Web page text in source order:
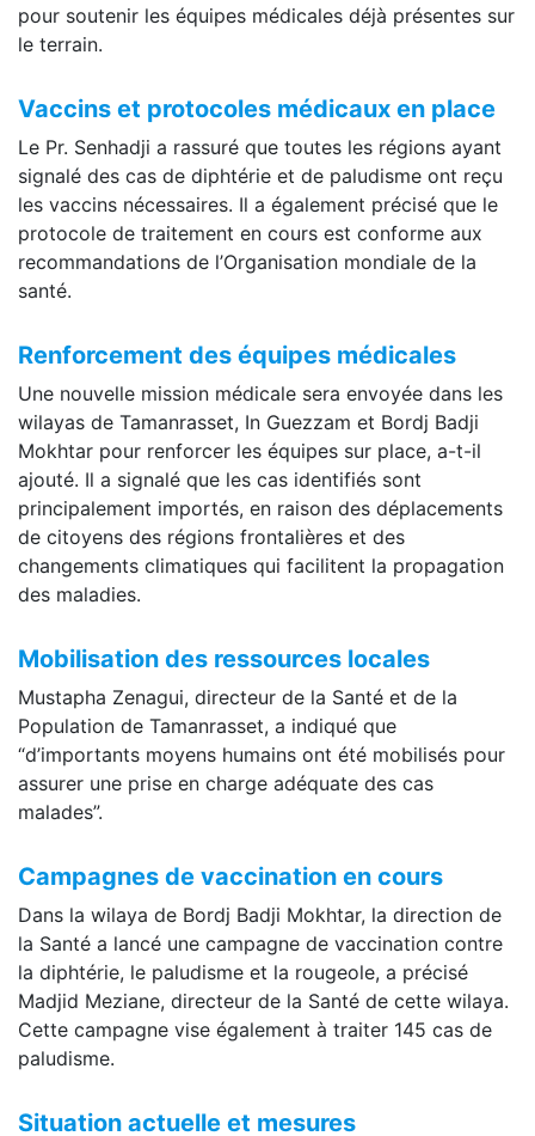
pour soutenir les équipes médicales déjà présentes sur
le terrain.
Vaccins et protocoles médicaux en place
Le Pr. Senhadji a rassuré que toutes les régions ayant
signalé des cas de diphtérie et de paludisme ont reçu
les vaccins nécessaires. Il a également précisé que le
protocole de traitement en cours est conforme aux
recommandations de l’Organisation mondiale de la
santé.
Renforcement des équipes médicales
Une nouvelle mission médicale sera envoyée dans les
wilayas de Tamanrasset, In Guezzam et Bordj Badji
Mokhtar pour renforcer les équipes sur place, a-t-il
ajouté. Il a signalé que les cas identifiés sont
principalement importés, en raison des déplacements
de citoyens des régions frontalières et des
changements climatiques qui facilitent la propagation
des maladies.
Mobilisation des ressources locales
Mustapha Zenagui, directeur de la Santé et de la
Population de Tamanrasset, a indiqué que
“d’importants moyens humains ont été mobilisés pour
assurer une prise en charge adéquate des cas
malades”.
Campagnes de vaccination en cours
Dans la wilaya de Bordj Badji Mokhtar, la direction de
la Santé a lancé une campagne de vaccination contre
la diphtérie, le paludisme et la rougeole, a précisé
Madjid Meziane, directeur de la Santé de cette wilaya.
Cette campagne vise également à traiter 145 cas de
paludisme.
Situation actuelle et mesures